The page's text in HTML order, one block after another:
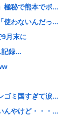
極秘で熊本でボ...
使わないんだっ...
9月末に
録...
ゴミ国すぎて涙...
んやけど・・・...